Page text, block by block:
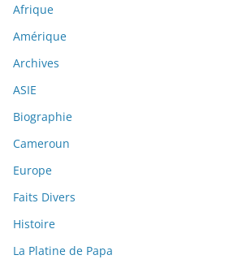
Afrique
Amérique
Archives
ASIE
Biographie
Cameroun
Europe
Faits Divers
Histoire
La Platine de Papa